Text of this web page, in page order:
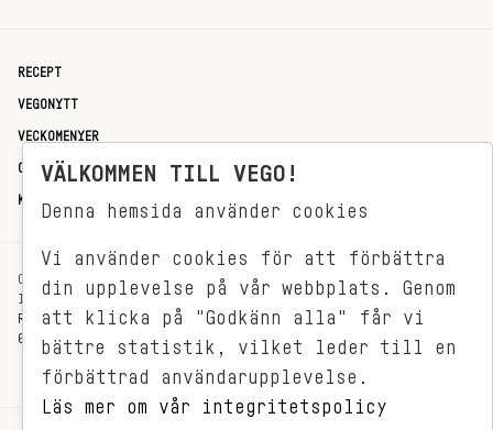
RECEPT
VEGONYTT
VECKOMENYER
OM OSS
KONTAKT
OXENSTIERNSGATAN 33
114 27 STOCKHOLM
REDAKTIONEN@VEGOMAGASINET.SE
08-799 62 01
VÄLKOMMEN TILL VEGO!
Denna hemsida använder cookies
Vi använder cookies för att förbättra
din upplevelse på vår webbplats. Genom
att klicka på "Godkänn alla" får vi
bättre statistik, vilket leder till en
förbättrad användarupplevelse.
Läs mer om vår integritetspolicy